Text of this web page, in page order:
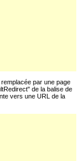
par une page
de la balise de
vers une URL de la